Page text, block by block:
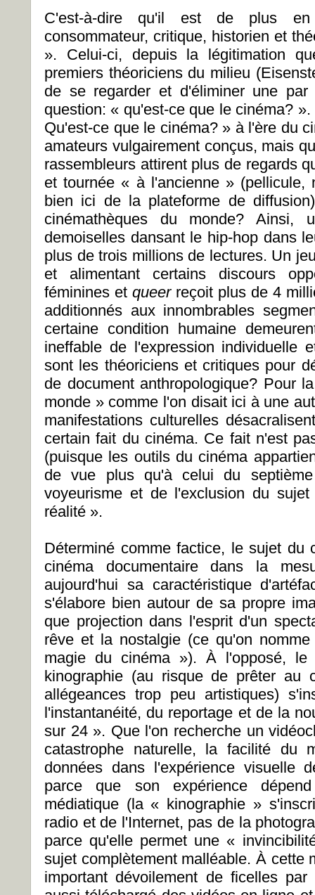
C'est-à-dire qu'il est de plus
consommateur, critique, historien et
». Celui-ci, depuis la légitimation
premiers théoriciens du milieu
de se regarder et d'éliminer une
question: « qu'est-ce que le cinéma?
Qu'est-ce que le cinéma? » à l'ère du
amateurs vulgairement conçus, mais
rassembleurs attirent plus de regards
et tournée « à l'ancienne » (pellicule,
bien ici de la plateforme de
cinémathèques du monde? Ainsi,
demoiselles dansant le hip-hop dans
plus de trois millions de lectures. Un
et alimentant certains discours
féminines et queerreçoit plus de 4
additionnés aux innombrables
certaine condition humaine
ineffable de l'expression individuelle
sont les théoriciens et critiques pour
de document anthropologique? Pour
monde » comme l'on disait ici à une
manifestations culturelles
certain fait du cinéma. Ce fait n'est
(puisque les outils du cinéma
de vue plus qu'à celui du
voyeurisme et de l'exclusion du
réalité ».
Déterminé comme factice, le sujet du
cinéma documentaire dans la
aujourd'hui sa caractéristique
s'élabore bien autour de sa propre
que projection dans l'esprit d'un
rêve et la nostalgie (ce qu'on
magie du cinéma »). À l'opposé, le
kinographie (au risque de prêter au
allégeances trop peu artistiques)
l'instantanéité, du reportage et de la
sur 24 ». Que l'on recherche un
catastrophe naturelle, la facilité du
données dans l'expérience visuelle
parce que son expérience
médiatique (la « kinographie »
radio et de l'Internet, pas de la
parce qu'elle permet une «
sujet complètement malléable. À cette
important dévoilement de ficelles